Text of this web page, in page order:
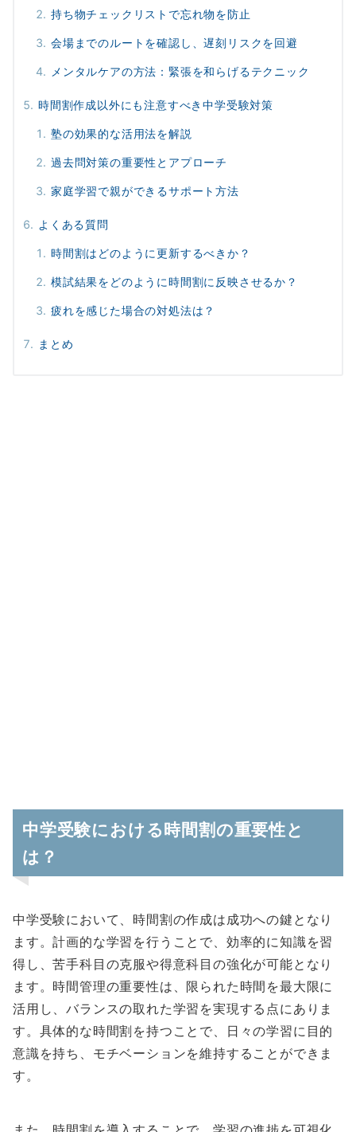
持ち物チェックリストで忘れ物を防止
会場までのルートを確認し、遅刻リスクを回避
メンタルケアの方法：緊張を和らげるテクニック
時間割作成以外にも注意すべき中学受験対策
塾の効果的な活用法を解説
過去問対策の重要性とアプローチ
家庭学習で親ができるサポート方法
よくある質問
時間割はどのように更新するべきか？
模試結果をどのように時間割に反映させるか？
疲れを感じた場合の対処法は？
まとめ
中学受験における時間割の重要性と
は？
中学受験において、時間割の作成は成功への鍵となり
ます。計画的な学習を行うことで、効率的に知識を習
得し、苦手科目の克服や得意科目の強化が可能となり
ます。時間管理の重要性は、限られた時間を最大限に
活用し、バランスの取れた学習を実現する点にありま
す。具体的な時間割を持つことで、日々の学習に目的
意識を持ち、モチベーションを維持することができま
す。